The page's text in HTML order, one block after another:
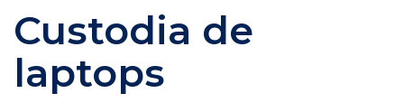
Custodia de
laptops